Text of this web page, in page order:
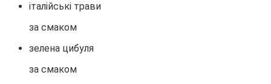
італійські трави
за смаком
зелена цибуля
за смаком